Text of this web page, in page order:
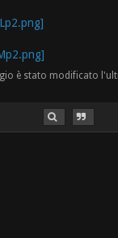
è stato modificato